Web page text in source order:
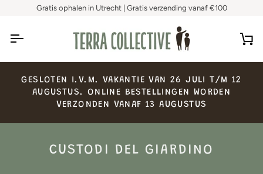
Gratis ophalen in Utrecht | Gratis verzending vanaf €100
GESLOTEN I.V.M. VAKANTIE VAN 26 JULI T/M 12
AUGUSTUS.
ONLINE BESTELLINGEN
WORDEN
VERZONDEN VANAF 13 AUGUSTUS
CUSTODI DEL GIARDINO